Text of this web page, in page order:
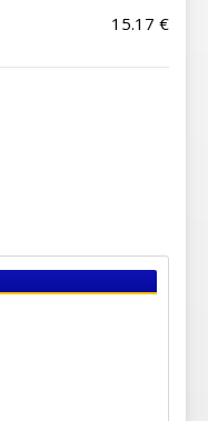
15.17 €